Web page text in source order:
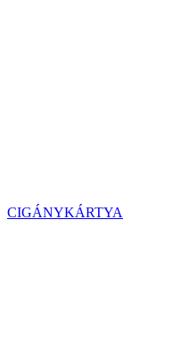
CIGÁNYKÁRTYA